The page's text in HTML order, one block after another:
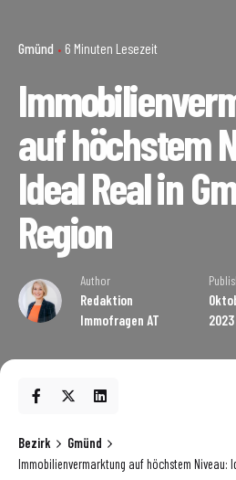
Gmünd 6 Minuten Lesezeit
auf höchstem
Ideal Real in
Region
Author
Redaktion
Immofragen AT
2023
Bezirk
Gmünd
Immobilienvermarktung auf höchstem Niveau: